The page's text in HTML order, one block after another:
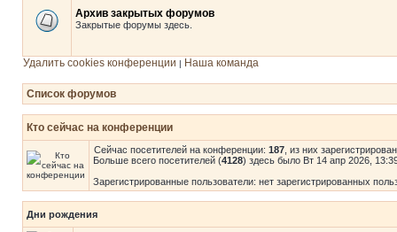
Архив закрытых форумов
Закрытые форумы здесь.
Удалить cookies конференции | Наша команда
Список форумов
Кто сейчас на конференции
Сейчас посетителей на конференции: 187 , из них
Больше всего посетителей (4128) здесь было Вт 14 апр 2026,
Зарегистрированные пользователи: нет зарегистрированных
Дни рождения